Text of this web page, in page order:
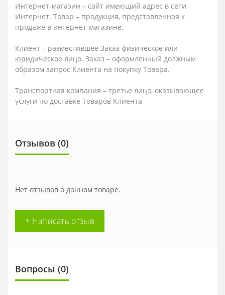
Интернет-магазин – сайт имеющий адрес в сети
Интернет. Товар – продукция, представленная к
продаже в интернет-магазине.
Клиент – разместившее Заказ физическое или
юридическое лицо. Заказ – оформленный должным
образом запрос Клиента на покупку Товара.
Транспортная компания – третье лицо, оказывающее
услуги по доставке Товаров Клиента
Отзывов (0)
Нет отзывов о данном товаре.
+ Написать отзыв
Вопросы (0)